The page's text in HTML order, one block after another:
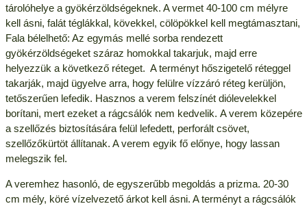
tárolóhelye a gyökérzöldségeknek. A vermet 40-100 cm mélyre
kell ásni, falát téglákkal, kövekkel, cölöpökkel kell megtámasztani,
Fala bélelhető: Az egymás mellé sorba rendezett
gyökérzöldségeket száraz homokkal takarjuk, majd erre
helyezzük a következő réteget. A terményt hőszigetelő réteggel
takarják, majd ügyelve arra, hogy felülre vízzáró réteg kerüljön,
tetőszerűen lefedik. Hasznos a verem felszínét diólevelekkel
borítani, mert ezeket a rágcsálók nem kedvelik. A verem közepére
a szellőzés biztosítására felül lefedett, perforált csövet,
szellőzőkürtöt állítanak. A verem egyik fő előnye, hogy lassan
melegszik fel.
A veremhez hasonló, de egyszerűbb megoldás a prizma. 20-30
cm mély, köré vízelvezető árkot kell ásni. A terményt a rágcsálók